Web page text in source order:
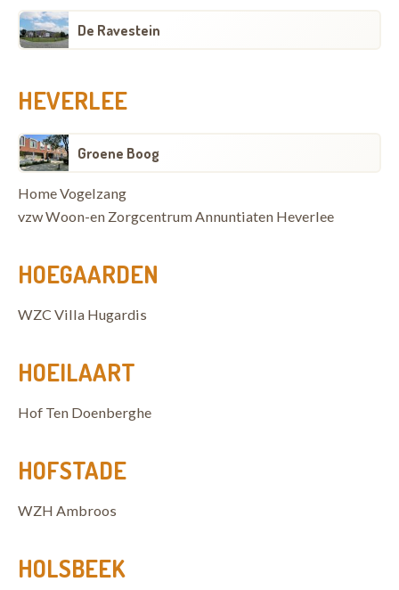
De Ravestein
HEVERLEE
Groene Boog
Home Vogelzang
vzw Woon-en Zorgcentrum Annuntiaten Heverlee
HOEGAARDEN
WZC Villa Hugardis
HOEILAART
Hof Ten Doenberghe
HOFSTADE
WZH Ambroos
HOLSBEEK